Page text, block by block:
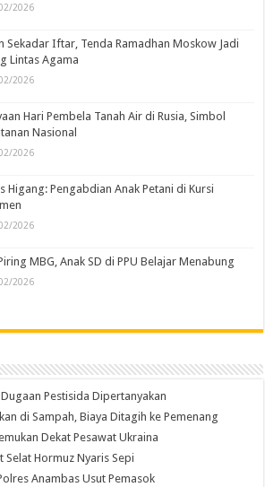
2026
Sekadar Iftar, Tenda Ramadhan Moskow Jadi
Lintas Agama
2026
Hari Pembela Tanah Air di Rusia, Simbol
Nasional
2026
Higang: Pengabdian Anak Petani di Kursi
2026
MBG, Anak SD di PPU Belajar Menabung
2026
Pestisida Dipertanyakan
di Sampah, Biaya Ditagih ke Pemenang
Dekat Pesawat Ukraina
Hormuz Nyaris Sepi
Anambas Usut Pemasok